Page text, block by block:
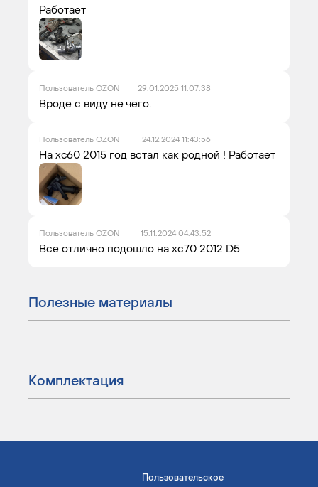
Работает
Пользователь OZON 29.01.2025 11:07:38
Вроде с виду не чего.
Пользователь OZON 24.12.2024 11:43:56
На xc60 2015 год встал как родной ! Работает
Пользователь OZON 15.11.2024 04:43:52
Все отлично подошло на хс70 2012 D5
Полезные материалы
Комплектация
Пользовательское